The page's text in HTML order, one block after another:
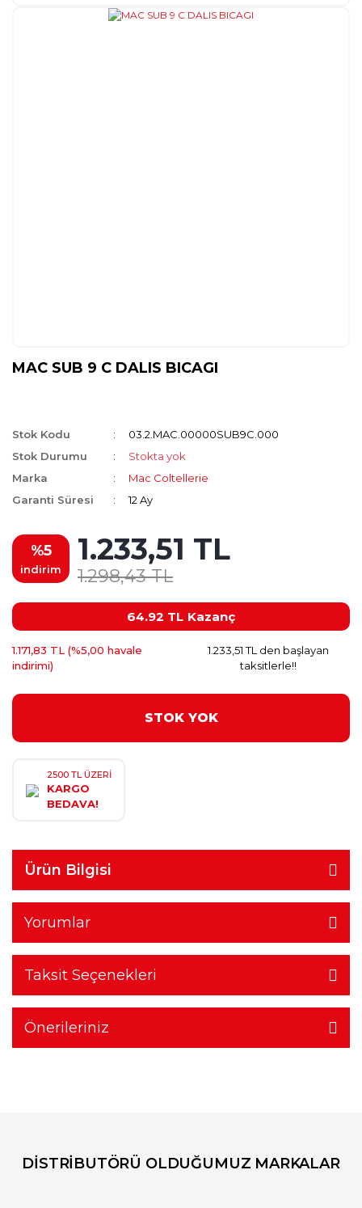
MAC SUB 9 C DALIS BICAGI
Stok Kodu
03.2.MAC.00000SUB9C.000
Stok Durumu
Stokta yok
Marka
Mac Coltellerie
Garanti Süresi
12 Ay
%5
indirim
1.233,51 TL
1.298,43 TL
64.92 TL Kazanç
1.171,83 TL (%5,00 havale
indirimi)
1.233,51 TL den başlayan
taksitlerle!!
STOK YOK
2500 TL ÜZERİ
KARGO
BEDAVA!
Ürün Bilgisi
Yorumlar
Taksit Seçenekleri
Önerileriniz
DİSTRİBUTÖRÜ OLDUĞUMUZ MARKALAR